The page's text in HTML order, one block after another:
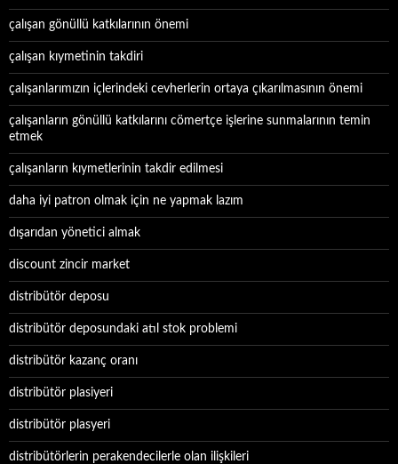
çalışan gönüllü katkılarının önemi
çalışan kıymetinin takdiri
çalışanlarımızın içlerindeki cevherlerin ortaya çıkarılmasının önemi
çalışanların gönüllü katkılarını cömertçe işlerine sunmalarının temin
etmek
çalışanların kıymetlerinin takdir edilmesi
daha iyi patron olmak için ne yapmak lazım
dışarıdan yönetici almak
discount zincir market
distribütör deposu
distribütör deposundaki atıl stok problemi
distribütör kazanç oranı
distribütör plasiyeri
distribütör plasyeri
distribütörlerin perakendecilerle olan ilişkileri